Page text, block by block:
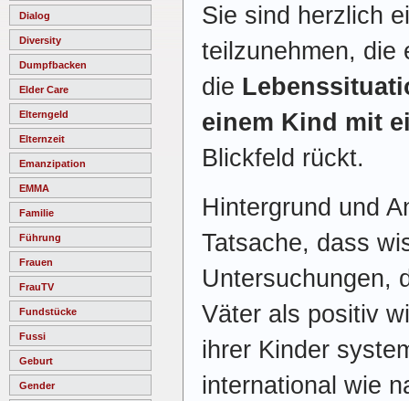
Dialog
Diversity
Dumpfbacken
Elder Care
Elterngeld
Elternzeit
Emanzipation
EMMA
Familie
Führung
Frauen
FrauTV
Fundstücke
Fussi
Geburt
Gender
Sie sind herzlich
teilzunehmen, die
die
einem Kind mit
Blickfeld rückt.
Hintergrund und
Tatsache, dass
Untersuchungen,
Väter als positiv
ihrer Kinder
international wie